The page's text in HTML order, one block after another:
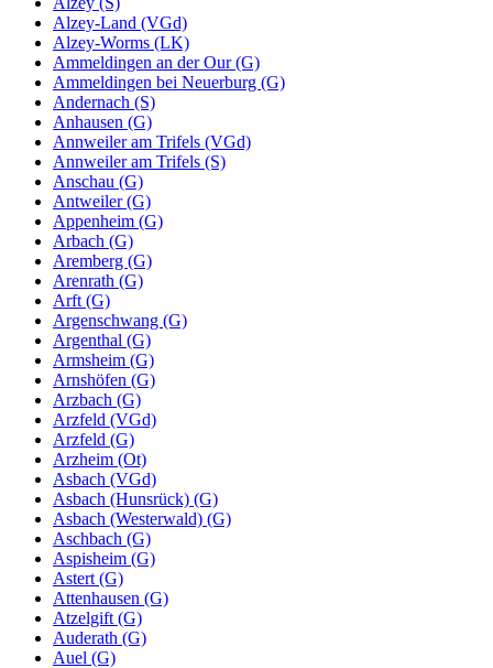
Alzey-Land (VGd)
Alzey-Worms (LK)
Ammeldingen an der Our (G)
Ammeldingen bei Neuerburg (G)
Andernach (S)
Anhausen (G)
Annweiler am Trifels (VGd)
Annweiler am Trifels (S)
Anschau (G)
Antweiler (G)
Appenheim (G)
Arbach (G)
Aremberg (G)
Arenrath (G)
Arft (G)
Argenschwang (G)
Argenthal (G)
Armsheim (G)
Arnshöfen (G)
Arzbach (G)
Arzfeld (VGd)
Arzfeld (G)
Arzheim (Ot)
Asbach (VGd)
Asbach (Hunsrück) (G)
Asbach (Westerwald) (G)
Aschbach (G)
Aspisheim (G)
Astert (G)
Attenhausen (G)
Atzelgift (G)
Auderath (G)
Auel (G)